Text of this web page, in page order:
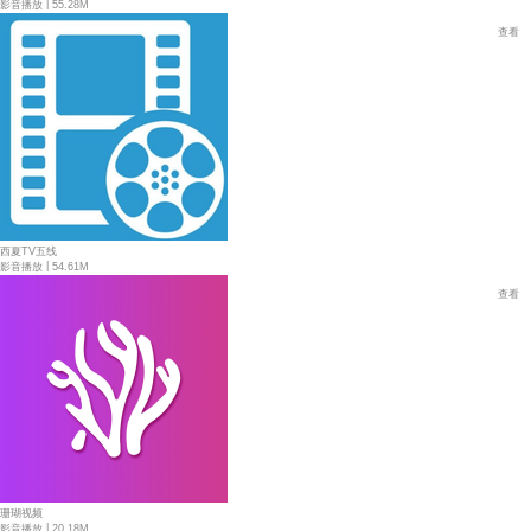
影音播放 55.28M
西夏TV五线
影音播放
54.61M
查看
珊瑚视频
影音播放
20.18M
查看